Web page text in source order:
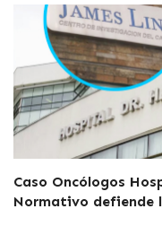
Caso Oncólogos
Normativo defiende